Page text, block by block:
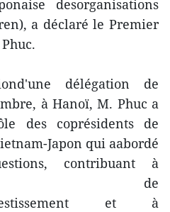
desorganisations
a déclaré le Premier
délégation de
à Hanoï, M. Phuc a
des coprésidents de
Japon qui aabordé
contribuant à
de
et à